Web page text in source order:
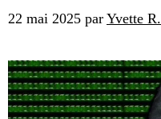
22 mai 2025 par Yvette R.